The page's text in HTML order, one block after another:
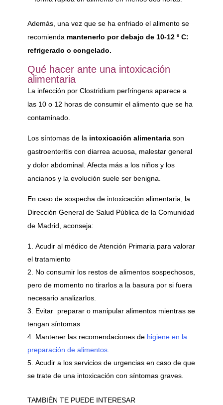
Además, una vez que se ha enfriado el alimento se
recomienda mantenerlo por debajo de 10-12 º C:
refrigerado o congelado.
Qué hacer ante una intoxicación
alimentaria
La infección por Clostridium perfringens aparece a
las 10 o 12 horas de consumir el alimento que se ha
contaminado.
Los síntomas de la intoxicación alimentariason
gastroenteritis con diarrea acuosa, malestar general
y dolor abdominal. Afecta más a los niños y los
ancianos y la evolución suele ser benigna.
En caso de sospecha de intoxicación alimentaria, la
Dirección General de Salud Pública de la Comunidad
de Madrid, aconseja:
Acudir al médico de Atención Primaria para valorar
el tratamiento
No consumir los restos de alimentos sospechosos,
pero de momento no tirarlos a la basura por si fuera
necesario analizarlos.
Evitar preparar o manipular alimentos mientras se
tengan síntomas
Mantener las recomendaciones de higiene en la
preparación de alimentos.
Acudir a los servicios de urgencias en caso de que
se trate de una intoxicación con síntomas graves.
TAMBIÉN TE PUEDE INTERESAR